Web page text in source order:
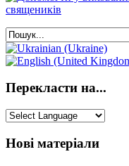
Перекласти на...
Нові матеріали